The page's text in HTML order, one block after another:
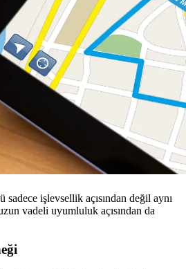
işlevsellik açısından değil aynı
vadeli uyumluluk açısından da